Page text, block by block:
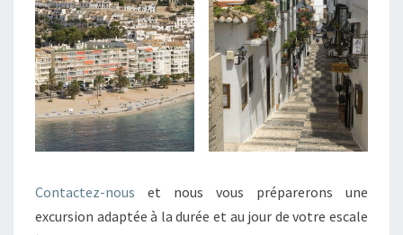
Contactez-nous et nous vous préparerons une
excursion adaptée à la durée et au jour de votre escale